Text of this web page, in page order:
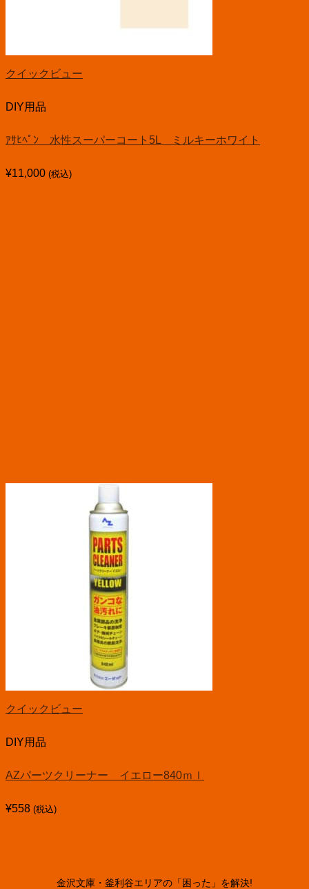
クイックビュー
DIY用品
ｱｻﾋﾍﾟﾝ 水性スーパーコート5L ミルキーホワイト
¥11,000 (税込)
クイックビュー
DIY用品
AZパーツクリーナー イエロー840ｍｌ
¥558 (税込)
金沢文庫・釜利谷エリアの「困った」を解決!